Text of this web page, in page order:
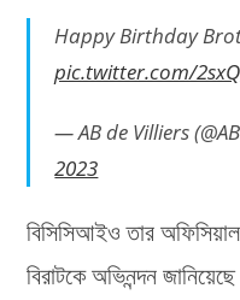
Happy Birthday
pic.twitter.com/
— AB de Villiers
2023
বিসিসিআইও তার
বিরাটকে অভিনন্দন